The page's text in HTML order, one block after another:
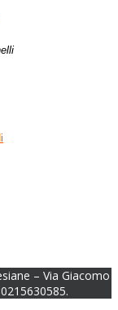
– Via Giacomo